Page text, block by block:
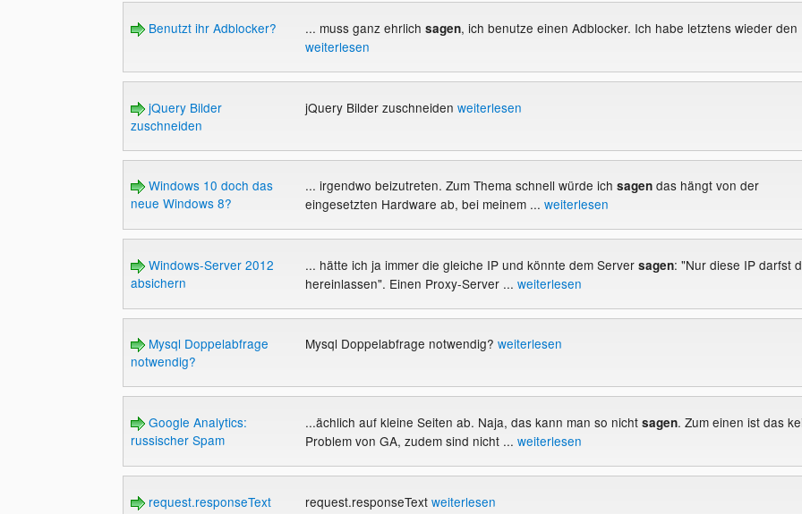
Benutzt ihr Adblocker? ... muss ganz ehrlich sagen, ich benutze einen Adblocker. Ich habe letztens wieder den
weiterlesen
jQuery Bilder
zuschneiden
jQuery Bilder zuschneiden weiterlesen
Windows 10 doch das
neue Windows 8?
... irgendwo beizutreten. Zum Thema schnell würde ich sagendas hängt von der
eingesetzten Hardware ab, bei meinem ... weiterlesen
Windows-Server 2012
absichern
... hätte ich ja immer die gleiche IP und könnte dem Serversagen: "Nur diese IP darfst
hereinlassen". Einen Proxy-Server ... weiterlesen
Mysql Doppelabfrage
notwendig?
Mysql Doppelabfrage notwendig? weiterlesen
Google Analytics:
russischer Spam
...ächlich auf kleine Seiten ab. Naja, das kann man so nichtsagen. Zum einen ist das
Problem von GA, zudem sind nicht ... weiterlesen
request.responseText request.responseText weiterlesen